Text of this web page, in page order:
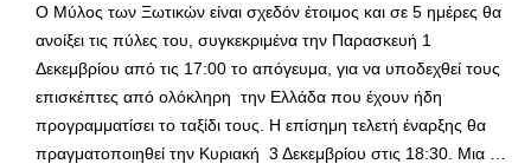
Ο Μύλος των Ξωτικών είναι σχεδόν έτοιμος και σε 5 ημέρες θα
ανοίξει τις πύλες του, συγκεκριμένα την Παρασκευή 1
Δεκεμβρίου από τις 17:00 το απόγευμα, για να υποδεχθεί τους
επισκέπτες από ολόκληρη την Ελλάδα που έχουν ήδη
προγραμματίσει το ταξίδι τους. Η επίσημη τελετή έναρξης θα
πραγματοποιηθεί την Κυριακή 3 Δεκεμβρίου στις 18:30. Μια …